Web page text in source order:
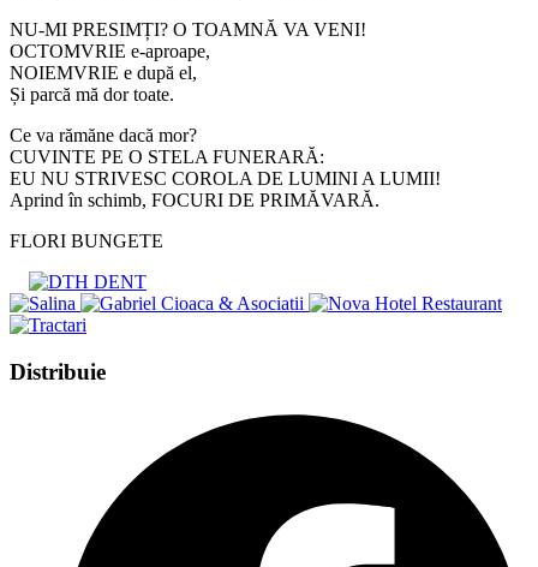
NU-MI PRESIMȚI? O TOAMNĂ VA VENI!
OCTOMVRIE e-aproape,
NOIEMVRIE e după el,
Și parcă mă dor toate.
Ce va rămăne dacă mor?
CUVINTE PE O STELA FUNERARĂ:
EU NU STRIVESC COROLA DE LUMINI A LUMII!
Aprind în schimb, FOCURI DE PRIMĂVARĂ.
FLORI BUNGETE
DistribuieShare
window